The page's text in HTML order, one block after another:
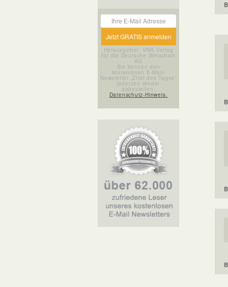
Herausgeber: VNR Verlag
für die Deutsche Wirtschaft
AG
Sie können den
kostenlosen E-Mail-
Newsletter „Zitat des Tages“
jederzeit wieder
abbestellen.
Datenschutz-Hinweis.